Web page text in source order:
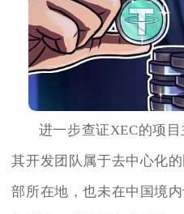
进一步查证XEC的项
其开发团队属于去中心化
部所在地，也未在中国境